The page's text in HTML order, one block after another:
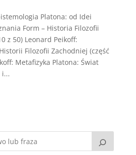
Platona: od Idei
Form – Historia Filozofii
z 50) Leonard Peikoff:
Filozofii Zachodniej (część
Metafizyka Platona: Świat
i...